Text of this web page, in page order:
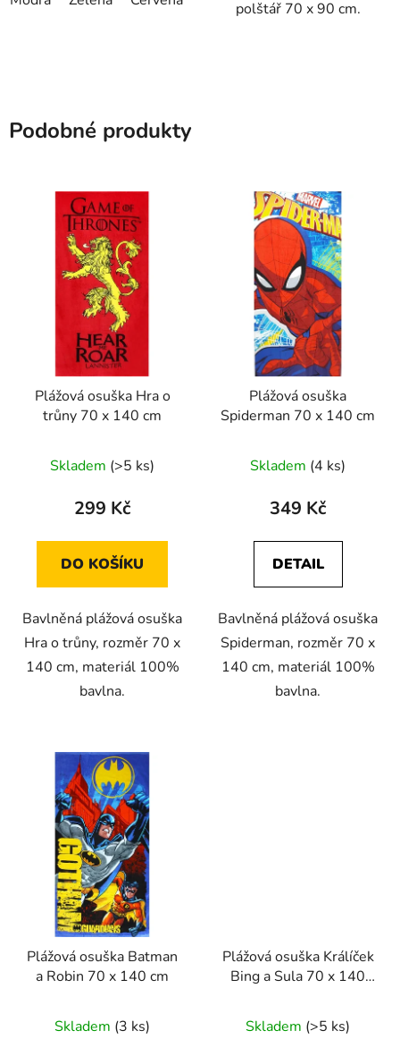
polštář 70 x 90 cm.
Podobné produkty
Plážová osuška Hra o
trůny 70 x 140 cm
Skladem (>5 ks)
299 Kč
DO KOŠÍKU
Bavlněná plážová osuška
Hra o trůny, rozměr 70 x
140 cm, materiál 100%
bavlna.
Plážová osuška
Spiderman 70 x 140 cm
Skladem (4 ks)
349 Kč
DETAIL
Bavlněná plážová osuška
Spiderman, rozměr 70 x
140 cm, materiál 100%
bavlna.
Plážová osuška Batman
a Robin 70 x 140 cm
Skladem (3 ks)
Plážová osuška Králíček
Bing a Sula 70 x 140
Skladem (>5 ks)